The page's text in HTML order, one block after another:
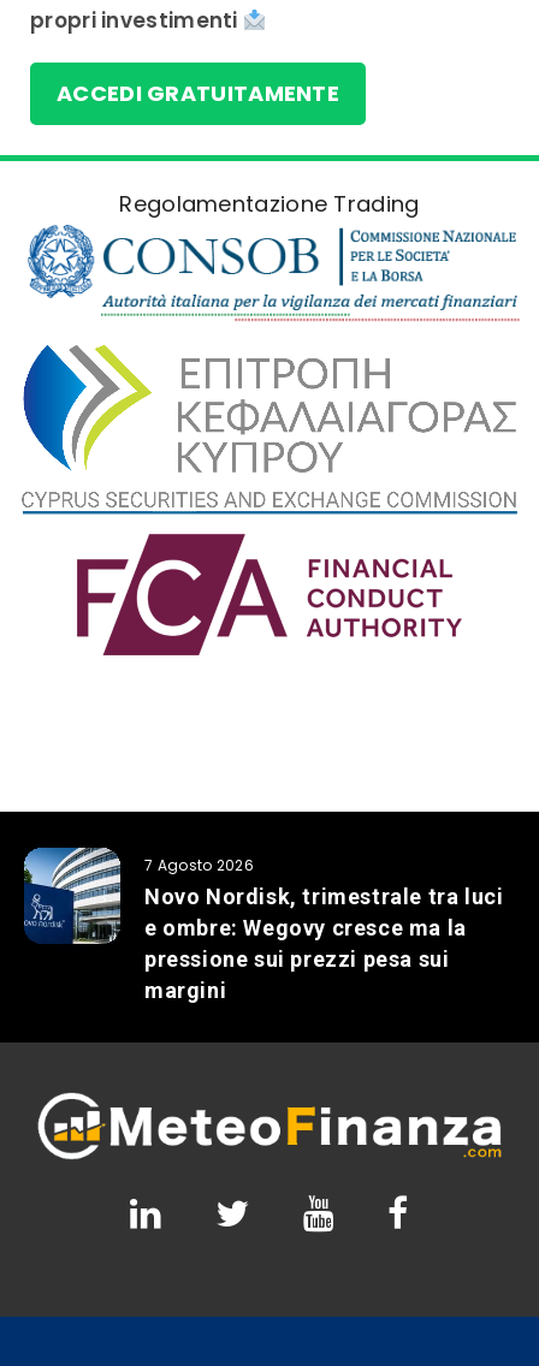
propri investimenti
ACCEDI GRATUITAMENTE
Regolamentazione Trading
7 Agosto 2026
Novo Nordisk, trimestrale tra luci
e ombre: Wegovy cresce ma la
pressione sui prezzi pesa sui
margini